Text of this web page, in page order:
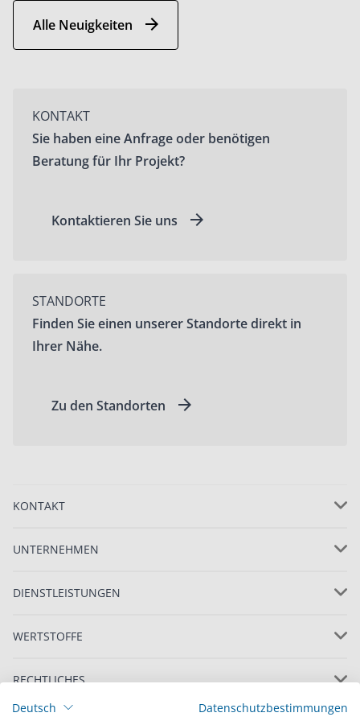
Alle Neuigkeiten
KONTAKT
Sie haben eine Anfrage oder benötigen
Beratung für Ihr Projekt?
Kontaktieren Sie uns
STANDORTE
Finden Sie einen unserer Standorte direkt in
Ihrer Nähe.
Zu den Standorten
KONTAKT
UNTERNEHMEN
DIENSTLEISTUNGEN
WERTSTOFFE
RECHTLICHES
Deutsch
Datenschutzbestimmungen